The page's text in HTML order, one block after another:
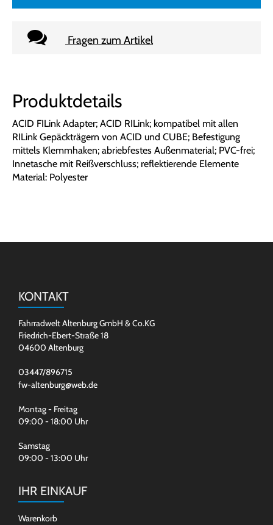
Fragen zum Artikel
Produktdetails
ACID FILink Adapter; ACID RILink; kompatibel mit allen
RILink Gepäckträgern von ACID und CUBE; Befestigung
mittels Klemmhaken; abriebfestes Außenmaterial; PVC-frei;
Innetasche mit Reißverschluss; reflektierende Elemente
Material: Polyester
KONTAKT
Fahrradwelt Altenburg GmbH & Co.KG
Friedrich-Ebert-Straße 18
04600 Altenburg
03447/896715
fw-altenburg@web.de
Montag - Freitag
09:00 - 18:00 Uhr
Samstag
09:00 - 13:00 Uhr
IHR EINKAUF
Warenkorb